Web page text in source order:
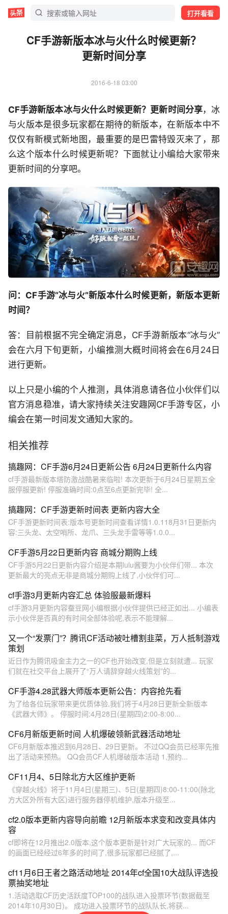
打开看看
CF手游新版本冰与火什么时候更新？
更新时间分享
2016-6-18 03:00
CF手游新版本冰与火什么时候更新？更新时间分享，冰
与火版本是很多玩家都在期待的新版本，在新版本中不
仅仅有新模式新地图，最重要的是巴雷特毁灭来了，那
么这个版本什么时候更新呢？下面就让小编给大家带来
更新时间的分享吧。
问：CF手游“冰与火”新版本什么时候更新，新版本更新
时间？
答：目前根据不完全确定消息，CF手游新版本“冰与火”
会在六月下旬更新，小编推测大概时间将会在6月24日
进行更新。
以上只是小编的个人推测，具体消息请各位小伙伴们以
官方消息稳准，请大家持续关注安趣网CF手游专区，小
编会在第一时间发文通知大家的。
相关推荐
搞趣网：CF手游6月24日更新公告 6月24日更新什么内容
cf手游最新版本塔防激战酷暑来临啦! 本次更新于6月24日星期五全
服停服更新! 停服准确时间:0点至6点更新完毕! 全...
搞趣网：CF手游更新时间表 更新内容大全
CF手游更新时间表:版本号更新时间查看详情1.0.118月31日更新内
容:三头龙、太空哨所、龙爪、三头龙手雷等等1.0.0...
CF手游5月22日更新内容 商城分期购上线
CF手游5月22日更新内容介绍是本期lulu酱要为小伙伴们带... 本次
更新最大的亮点无非是商城分期购上线了,小伙伴们可...
cf手游3月更新内容汇总 体验服最新爆料
cf手游3月更新内容蚕豆网小编根据小伙伴提供已经正如出... 小编表
示小伙伴是否真的有时间全部体验呢,表示不能理解...
又一个“发票门”？腾讯CF活动被吐槽割韭菜，万人抵制游戏
策划
近日作为腾讯吸金主力之一的CF也开始改变,但是立刻就遭... 玩家
们就在社交平台上展开了“万人请辞穿越火线策划”的...
CF手游4.28武器大师版本更新公告：内容抢先看
为了给各位玩家带来更优质体验,我们将于4月28日更新全新版本
《武器大师》。 停服时间:4月28日(星期四)2:00-8:00...
CF6月新版更新时间 人机爆破领新武器活动地址
CF6月新版本推迟到6月28日、29日更新。 不过QQ会员已经率先推
出了活动来预热。 QQ会员CF人机爆破版本活动 1,预约...
CF11月4、5日除北方大区维护更新
《穿越火线》将于11月4日(星期三)、5日(星期四)8:00-11:00(除北
方大区外所有大区)进行服务器停机维护,版本升级至...
cf2.0版本更新内容导向前瞻 12月新版本求变和改变具体内
容
cf即将在12月推出2.0版本,这个版本更新是针对广大玩家的... 而CF
的画面已经经过6年多的时间了,很多玩家都已经腻了,...
cf11月6日王者之路活动地址 2014年cf全国10大战队评选投
票抽奖地址
1.活动选取CF历史活跃度TOP100的战队进入投票环节(数据截至
2014年10月30日)。 成功进入投票环节的战队队长,将获...